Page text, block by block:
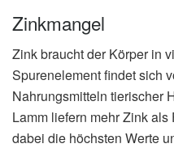
Zinkmangel
Zink braucht der Körper in
Spurenelement findet sich
Nahrungsmitteln tierischer
Lamm liefern mehr Zink
dabei die höchsten Werte